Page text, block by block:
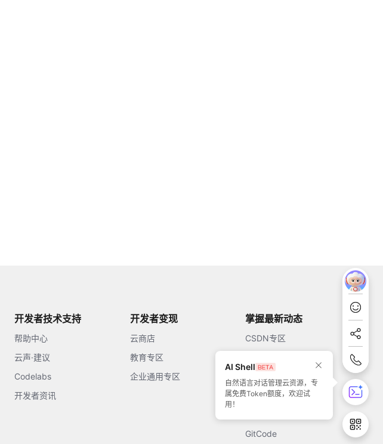
开发者技术支持
帮助中心
云声·建议
Codelabs
开发者资讯
开发者变现
云商店
教育专区
企业通用专区
掌握最新动态
CSDN专区
51CTO
GitCode
AI Shell
自然语言对话管理云资源，专
属免费Token额度，欢迎试
用！